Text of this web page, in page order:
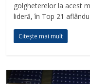
golgheterelor la acest
lideră, în Top 21
Citește mai mult